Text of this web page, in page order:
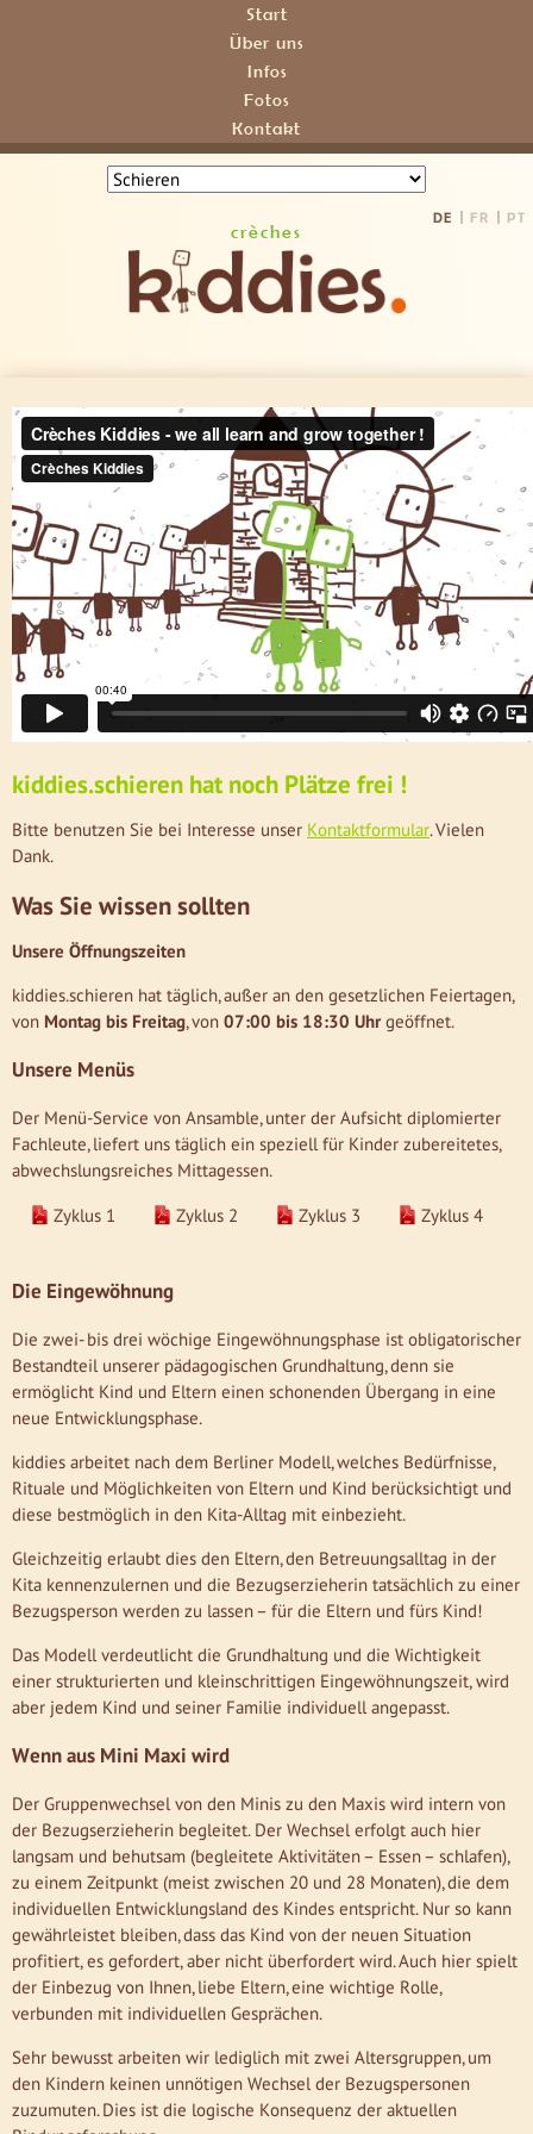
Start
Über uns
Infos
Fotos
Kontakt
DE FR PT
crèches
kiddies.schieren hat noch Plätze frei !
Bitte benutzen Sie bei Interesse unser Kontaktformular. Vielen
Dank.
Was Sie wissen sollten
Unsere Öffnungszeiten
kiddies.schieren hat täglich, außer an den gesetzlichen Feiertagen,
von Montag bis Freitag, von 07:00 bis 18:30 Uhr geöffnet.
Unsere Menüs
Der Menü-Service von Ansamble, unter der Aufsicht diplomierter
Fachleute, liefert uns täglich ein speziell für Kinder zubereitetes,
abwechslungsreiches Mittagessen.
Zyklus 1 Zyklus 2 Zyklus 3 Zyklus 4
Die Eingewöhnung
Die zwei- bis drei wöchige Eingewöhnungsphase ist obligatorischer
Bestandteil unserer pädagogischen Grundhaltung, denn sie
ermöglicht Kind und Eltern einen schonenden Übergang in eine
neue Entwicklungsphase.
kiddies arbeitet nach dem Berliner Modell, welches Bedürfnisse,
Rituale und Möglichkeiten von Eltern und Kind berücksichtigt und
diese bestmöglich in den Kita-Alltag mit einbezieht.
Gleichzeitig erlaubt dies den Eltern, den Betreuungsalltag in der
Kita kennenzulernen und die Bezugserzieherin tatsächlich zu einer
Bezugsperson werden zu lassen – für die Eltern und fürs Kind!
Das Modell verdeutlicht die Grundhaltung und die Wichtigkeit
einer strukturierten und kleinschrittigen Eingewöhnungszeit, wird
aber jedem Kind und seiner Familie individuell angepasst.
Wenn aus Mini Maxi wird
Der Gruppenwechsel von den Minis zu den Maxis wird intern von
der Bezugserzieherin begleitet. Der Wechsel erfolgt auch hier
langsam und behutsam (begleitete Aktivitäten – Essen – schlafen),
zu einem Zeitpunkt (meist zwischen 20 und 28 Monaten), die dem
individuellen Entwicklungsland des Kindes entspricht. Nur so kann
gewährleistet bleiben, dass das Kind von der neuen Situation
profitiert, es gefordert, aber nicht überfordert wird. Auch hier spielt
der Einbezug von Ihnen, liebe Eltern, eine wichtige Rolle,
verbunden mit individuellen Gesprächen.
Sehr bewusst arbeiten wir lediglich mit zwei Altersgruppen, um
den Kindern keinen unnötigen Wechsel der Bezugspersonen
zuzumuten. Dies ist die logische Konsequenz der aktuellen